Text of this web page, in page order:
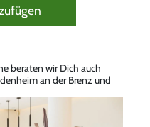
beraten wir Dich auch
an der Brenz und